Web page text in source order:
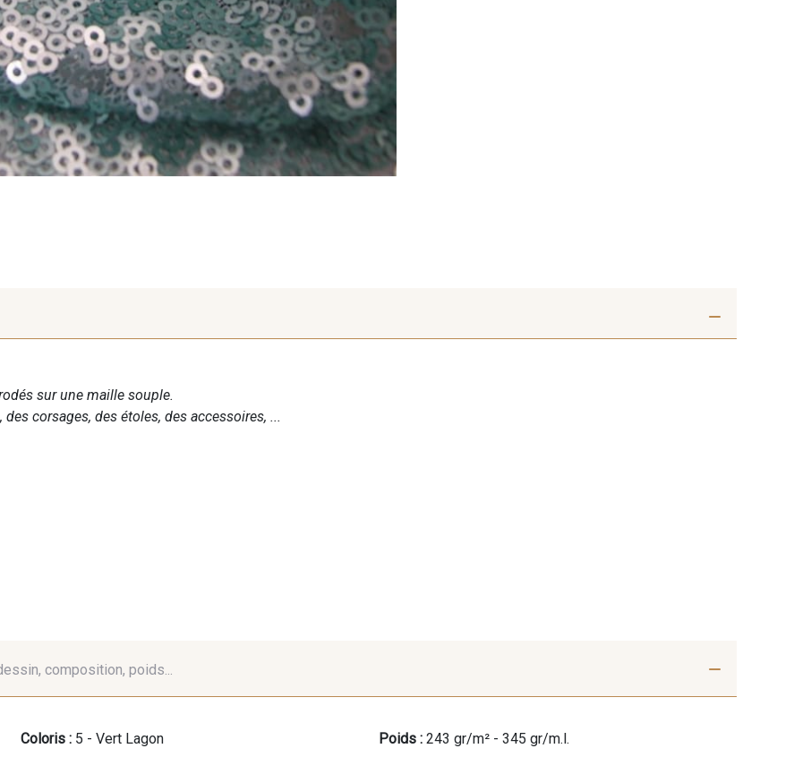
sur une maille souple.
corsages, des étoles, des accessoires, ...
composition, poids...
Coloris : 5 - Vert Lagon
Poids : 243 gr/m² - 345 gr/m.l.